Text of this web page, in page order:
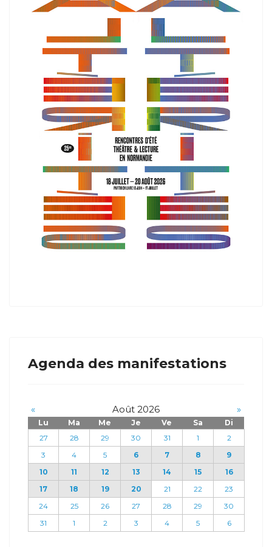
Agenda des manifestations
« Août 2026 »
Lu Ma Me Je Ve Sa
Di
27
28 29 30 31 1
2
3
4 5 6 7 8
9
10
11 12 13 14 15
16
17
18 19 20 21 22
23
24
25 26 27 28 29
30
31
1 2 3 4 5 6